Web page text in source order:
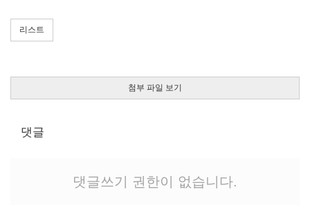
리스트
첨부 파일 보기
댓글
댓글쓰기 권한이 없습니다.